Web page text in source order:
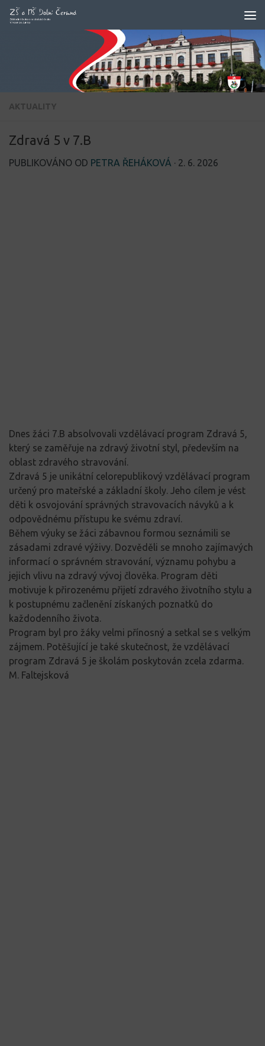
Skip to content
AKTUALITY
Zdravá 5 v 7.B
PUBLIKOVÁNO OD PETRA ŘEHÁKOVÁ · 2. 6. 2026
Dnes žáci 7.B absolvovali vzdělávací program Zdravá 5,
který se zaměřuje na zdravý životní styl, především na
oblast zdravého stravování.
Zdravá 5 je unikátní celorepublikový vzdělávací program
určený pro mateřské a základní školy. Jeho cílem je vést
děti k osvojování správných stravovacích návyků a k
odpovědnému přístupu ke svému zdraví.
Během výuky se žáci zábavnou formou seznámili se
zásadami zdravé výživy. Dozvěděli se mnoho zajímavých
informací o správném stravování, významu pohybu a
jejich vlivu na zdravý vývoj člověka. Program děti
motivuje k přirozenému přijetí zdravého životního stylu a
k postupnému začlenění získaných poznatků do
každodenního života.
Program byl pro žáky velmi přínosný a setkal se s velkým
zájmem. Potěšující je také skutečnost, že vzdělávací
program Zdravá 5 je školám poskytován zcela zdarma.
M. Faltejsková